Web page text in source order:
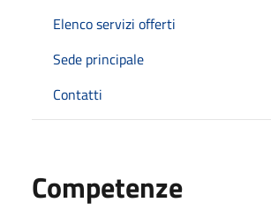
Elenco servizi offerti
Sede principale
Contatti
Competenze